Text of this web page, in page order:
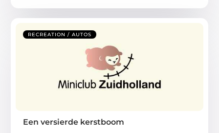
RECREATION / AUTOS
Een versierde kerstboom